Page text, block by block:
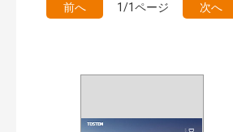
キーワード検索（あいまい）
前へ
1/1ページ 次へ